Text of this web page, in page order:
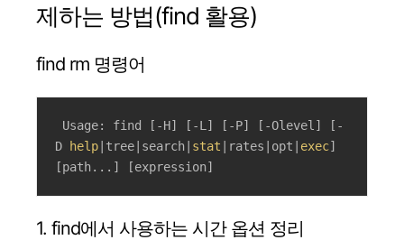
제하는 방법(find 활용)
find rm 명령어
D
help |tree|search| stat |rates|opt| exec]
[path...] [expression]
1. find에서 사용하는 시간 옵션 정리